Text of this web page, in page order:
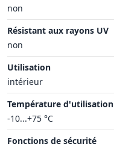
non
Résistant aux rayons UV
non
Utilisation
intérieur
Température d'utilisation
-10...+75 °C
Fonctions de sécurité